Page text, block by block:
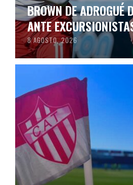
BROWN DE ADROGUÉ
ANTE
8 AGOSTO, 2026